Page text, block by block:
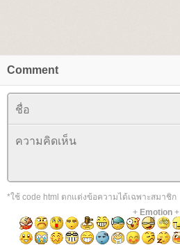
Comment
*ใช้ code html ตกแต่งข้อความได้เฉพาะสมาชิก
+ Emotion+